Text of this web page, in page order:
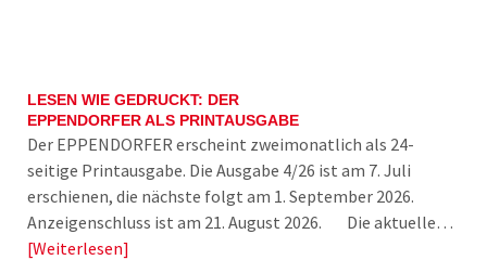
LESEN WIE GEDRUCKT: DER
EPPENDORFER ALS PRINTAUSGABE
Der EPPENDORFER erscheint zweimonatlich als 24-
seitige Printausgabe. Die Ausgabe 4/26 ist am 7. Juli
erschienen, die nächste folgt am 1. September 2026.
Anzeigenschluss ist am 21. August 2026. Die aktuelle…
Weiterlesen